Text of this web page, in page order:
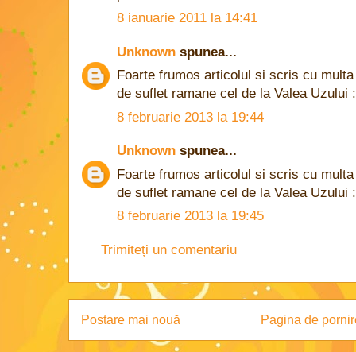
8 ianuarie 2011 la 14:41
Unknown spunea...
Foarte frumos articolul si scris cu
de suflet ramane cel de la Valea Uzului
8 februarie 2013 la 19:44
Unknown spunea...
Foarte frumos articolul si scris cu
de suflet ramane cel de la Valea Uzului
8 februarie 2013 la 19:45
Trimiteți un comentariu
Postare mai nouă Pagina de